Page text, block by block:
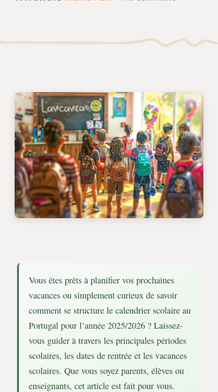
Vous êtes prêts à planifier vos prochaines
vacances ou simplement curieux de savoir
comment se structure le calendrier scolaire au
Portugal pour l’année 2025/2026 ? Laissez-
vous guider à travers les principales périodes
scolaires, les dates de rentrée et les vacances
scolaires. Que vous soyez parents, élèves ou
enseignants, cet article est fait pour vous.